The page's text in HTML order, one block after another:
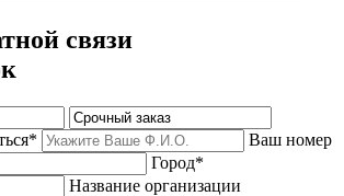
связи
Ваш номер
Город*
Название организации